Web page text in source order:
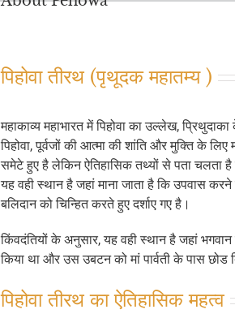
पिहोवा तीरथ (पृथूदक महातम्य )
महाकाव्‍य महाभारत में पिहोवा का उल्‍लेख,
पिहोवा, पूर्वजों की आत्‍मा की शांति और मुक्ति के
समेटे हुए है लेकिन ऐतिहासिक तथ्‍यों से पता चलता
यह वही स्‍थान है जहां माना जाता है कि उपवास
बलिदान को चिन्हित करते हुए दर्शाए गए है।
किंवदंतियों के अनुसार, यह वही स्‍थान है जहां
किया था और उस उबटन को मां पार्वती के पास छोड
पिहोवा तीरथ का ऐतिहासिक महत्व